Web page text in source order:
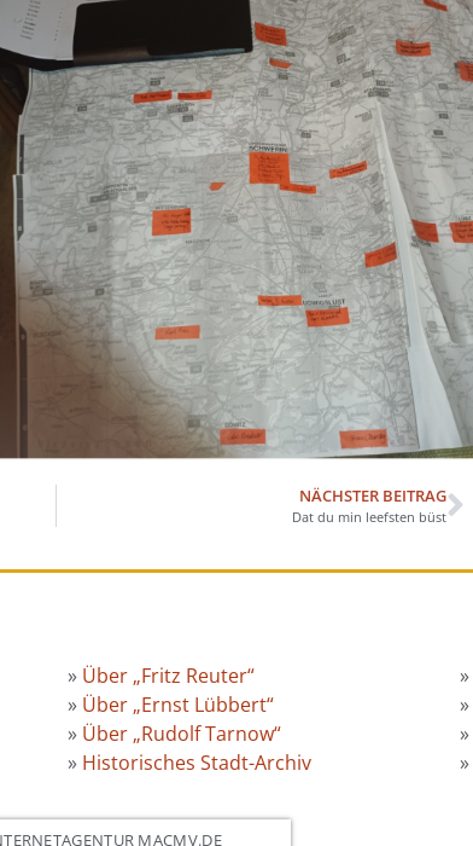
NÄCHSTER BEITRAG
Dat du min leefsten büst
» Über „Fritz Reuter“
» Über „Ernst Lübbert“
» Über „Rudolf Tarnow“
» Historisches Stadt-Archiv
»
»
»
»
MACMV.DE